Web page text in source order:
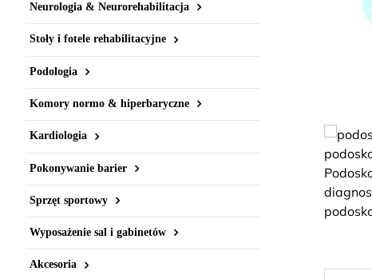
Neurologia & Neurorehabilitacja
Stoły i fotele rehabilitacyjne
Podologia
Komory normo & hiperbaryczne
Kardiologia
Pokonywanie barier
Sprzęt sportowy
Wyposażenie sal i gabinetów
Akcesoria